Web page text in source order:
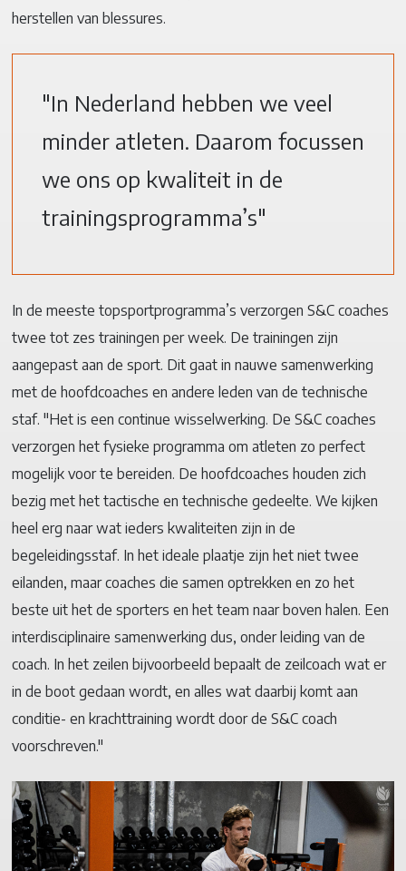
herstellen van blessures.
"In Nederland hebben we veel
minder atleten. Daarom focussen
we ons op kwaliteit in de
trainingsprogramma’s"
In de meeste topsportprogramma’s verzorgen S&C coaches
twee tot zes trainingen per week. De trainingen zijn
aangepast aan de sport. Dit gaat in nauwe samenwerking
met de hoofdcoaches en andere leden van de technische
staf. "Het is een continue wisselwerking. De S&C coaches
verzorgen het fysieke programma om atleten zo perfect
mogelijk voor te bereiden. De hoofdcoaches houden zich
bezig met het tactische en technische gedeelte. We kijken
heel erg naar wat ieders kwaliteiten zijn in de
begeleidingsstaf. In het ideale plaatje zijn het niet twee
eilanden, maar coaches die samen optrekken en zo het
beste uit het de sporters en het team naar boven halen. Een
interdisciplinaire samenwerking dus, onder leiding van de
coach. In het zeilen bijvoorbeeld bepaalt de zeilcoach wat er
in de boot gedaan wordt, en alles wat daarbij komt aan
conditie- en krachttraining wordt door de S&C coach
voorschreven."